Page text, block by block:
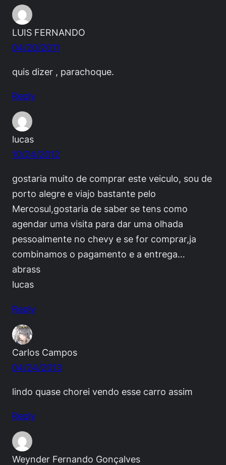
LUIS FERNANDO
04/20/2011
quis dizer , parachoque.
Reply
lucas
10/24/2012
gostaria muito de comprar este veiculo, sou de
porto alegre e viajo bastante pelo
Mercosul,gostaria de saber se tens como
agendar uma visita para dar uma olhada
pessoalmente no chevy e se for comprar,ja
combinamos o pagamento e a entrega…
abrass
lucas
Reply
Carlos Campos
04/24/2013
lindo quase chorei vendo esse carro assim
Reply
Weynder Fernando Gonçalves